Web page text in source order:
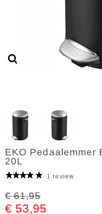
EKO Pedaalemmer
20L
1 review
€ 61,95
€ 53,95